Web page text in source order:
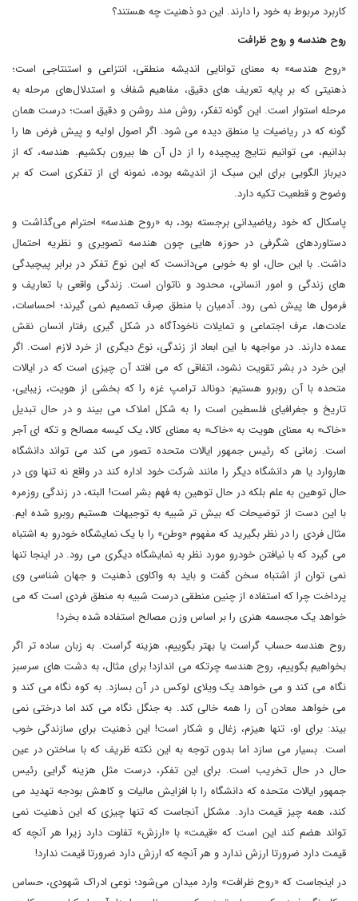
کاربرد مربوط به خود را دارند. این دو ذهنیت چه هستند؟
روح هندسه و روح ظرافت
«روح هندسه» به معنای توانایی اندیشه منطقی، انتزاعی و استنتاجی است؛
ذهنیتی که بر پایه تعریف های دقیق، مفاهیم شفاف و استدلال‌های مرحله به
مرحله استوار است. این گونه تفکر، روش مند روشن و دقیق است؛ درست همان
گونه که در ریاضیات یا منطق دیده می شود. اگر اصول اولیه و پیش فرض ها را
بدانیم، می توانیم نتایج پیچیده را از دل آن ها بیرون بکشیم. هندسه، که از
دیرباز الگویی برای این سبک از اندیشه بوده، نمونه ای از تفکری است که بر
وضوح و قطعیت تکیه دارد.
پاسکال که خود ریاضیدانی برجسته بود، به «روح هندسه» احترام می‌گذاشت و
دستاوردهای شگرفی در حوزه هایی چون هندسه تصویری و نظریه احتمال
داشت. با این حال، او به خوبی می‌دانست که این نوع تفکر در برابر پیچیدگی
های زندگی و امور انسانی، محدود و ناتوان است. زندگی واقعی با تعاریف و
فرمول ها پیش نمی رود. آدمیان با منطق صِرف تصمیم نمی گیرند؛ احساسات،
عادت‌ها، عرف اجتماعی و تمایلات ناخودآگاه در شکل گیری رفتار انسان نقش
عمده دارند. در مواجهه با این ابعاد از زندگی، نوع دیگری از خرد لازم است. اگر
این خرد در بشر تقویت نشود، اتفاقی که می افتد آن چیزی است که در ایالات
متحده با آن روبرو هستیم: دونالد ترامپ غزه را که بخشی از هویت، زیبایی،
تاریخ و جغرافیای فلسطین است را به شکل املاک می بیند و در حال تبدیل
«خاک» به معنای هویت به «خاک» به معنای کالا، یک کیسه مصالح و تکه ای آجر
است. زمانی که رئیس جمهور ایالات متحده تصور می کند می تواند دانشگاه
هاروارد یا هر دانشگاه دیگر را مانند شرکت خود اداره کند در واقع نه تنها وی در
حال توهین به علم بلکه در حال توهین به فهم بشر است! البته، در زندگی روزمره
با این دست از توضیحات که بیش تر شبیه به توجیهات هستیم روبرو شده ایم.
مثال فردی را در نظر بگیرید که مفهوم «وطن» را با یک نمایشگاه خودرو به اشتباه
می گیرد که با نیافتن خودرو مورد نظر به نمایشگاه دیگری می رود. در اینجا تنها
نمی توان از اشتباه سخن گفت و باید به واکاوی ذهنیت و جهان شناسی وی
پرداخت چرا که استفاده از چنین منطقی درست شبیه به منطق فردی است که می
خواهد یک مجسمه هنری را بر اساس وزن مصالح استفاده شده بخرد!
روح هندسه حساب گراست یا بهتر بگوییم، هزینه گراست. به زبان ساده تر اگر
بخواهیم بگوییم، روح هندسه چرتکه می اندازد! برای مثال، به دشت های سرسبز
نگاه می کند و می خواهد یک ویلای لوکس در آن بسازد. به کوه نگاه می کند و
می خواهد معادن آن را همه خالی کند. به جنگل نگاه می کند اما درختی نمی
بیند: برای او، تنها هیزم، زغال و شکار است! این ذهنیت برای سازندگی خوب
است. بسیار می سازد اما بدون توجه به این نکته ظریف که با ساختن در عین
حال در حال تخریب است. برای این تفکر، درست مثل هزینه گرایی رئیس
جمهور ایالات متحده که دانشگاه را با افزایش مالیات و کاهش بودجه تهدید می
کند، همه چیز قیمت دارد. مشکل آنجاست که تنها چیزی که این ذهنیت نمی
تواند هضم کند این است که «قیمت» با «ارزش» تفاوت دارد زیرا هر آنچه که
قیمت دارد ضرورتا ارزش ندارد و هر آنچه که ارزش دارد ضرورتا قیمت ندارد!
در اینجاست که «روح ظرافت» وارد میدان می‌شود؛ نوعی ادراک شهودی، حساس